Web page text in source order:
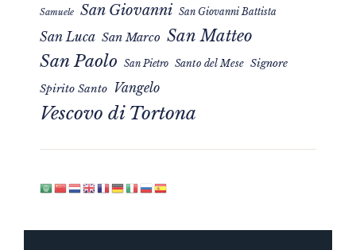
Samuele San Giovanni San Giovanni Battista
San Luca San Marco San Matteo
San Paolo San Pietro Santo del Mese Signore
Spirito Santo Vangelo
Vescovo di Tortona